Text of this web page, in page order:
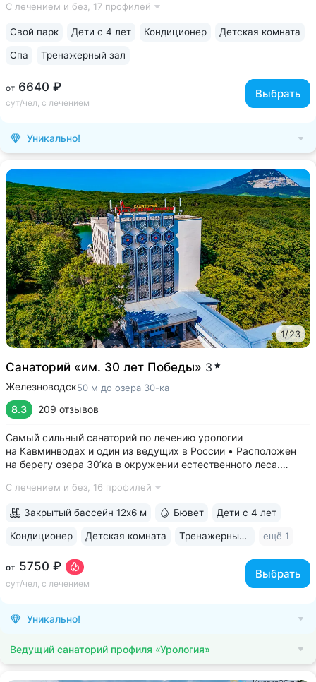
Краеведческий музей, Спасский собор • Центральная
С лечением и без, 17 профилей
от 6640 ₽
сут/чел, с лечением
Выбрать
Свой парк Дети с 4 лет Кондиционер Детская комната
Спа Тренажерный зал
Уникально!
1/23
Санаторий «им. 30 лет Победы» 3
Железноводск50 м до озера 30-ка
8.3 209 отзывов
Самый сильный санаторий по лечению урологии
на Кавминводах и один из ведущих в России • Расположен
на берегу озера 30’ка в окружении естественного леса.
Озеро 30’ка — одна из главных достопримечательностей
С лечением и без, 16 профилей
от 5750 ₽
сут/чел, с лечением
Выбрать
Закрытый бассейн 12х6 м Бювет Дети с 4 лет
Кондиционер Детская комната Тренажерный зал ещё 1
Уникально!
Ведущий санаторий профиля «Урология»